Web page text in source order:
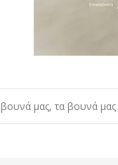
μας, τα βουνά